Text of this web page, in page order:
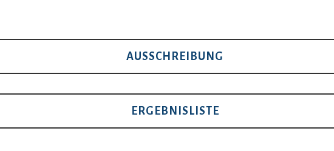
AUSSCHREIBUNG
ERGEBNISLISTE